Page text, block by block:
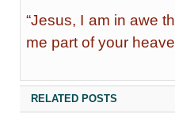
“Jesus, I am in awe
me part of your
RELATED POSTS